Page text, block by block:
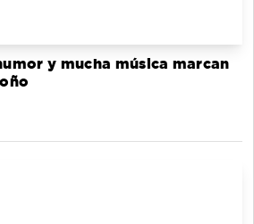
y mucha música marcan